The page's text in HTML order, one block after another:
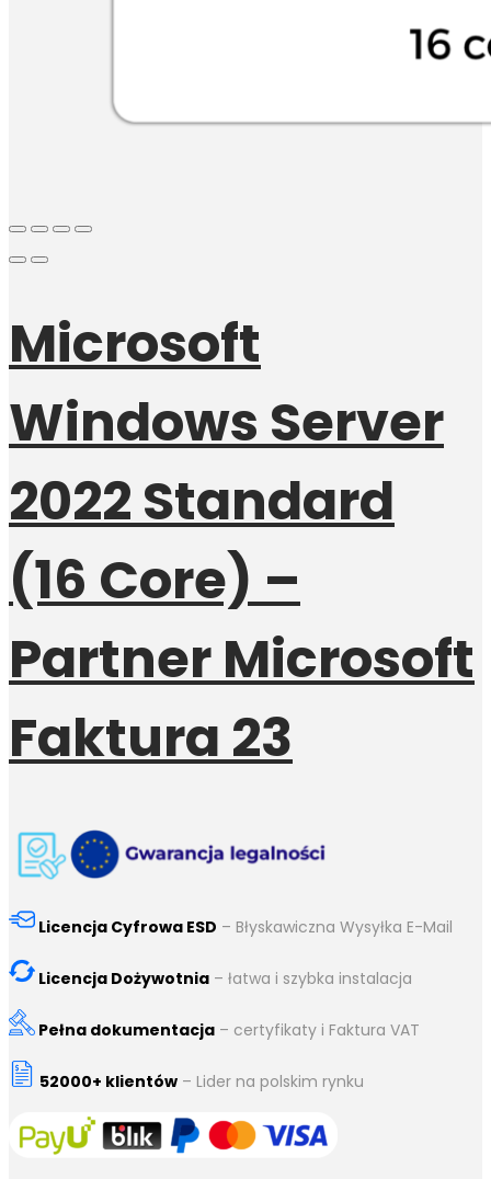
Microsoft
Windows Server
2022 Standard
(16 Core) –
Partner Microsoft
Faktura 23
Licencja Cyfrowa ESD – Błyskawiczna Wysyłka E-Mail
Licencja Dożywotnia – łatwa i szybka instalacja
Pełna dokumentacja – certyfikaty i Faktura VAT
52000+ klientów – Lider na polskim rynku